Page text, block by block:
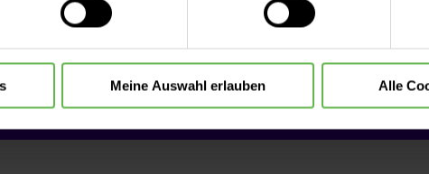
können Sie jederzeit ändern oder widerrufen.
Meine Auswahl erlauben Alle